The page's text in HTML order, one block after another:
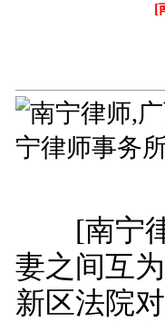
[
[南宁律
妻之间互
新区法院